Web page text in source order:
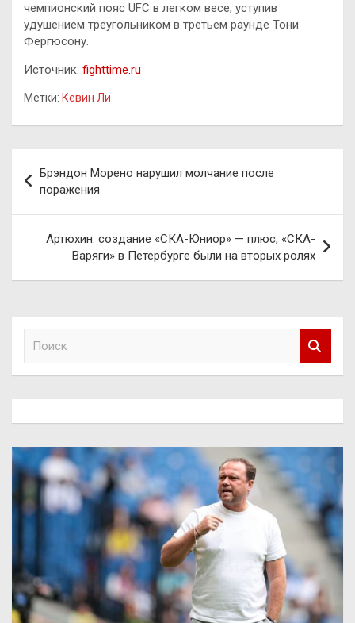
чемпионский пояс UFC в легком весе, уступив
удушением треугольником в третьем раунде Тони
Фергюсону.
Источник: fighttime.ru
Метки: Кевин Ли
по
записям
Брэндон Морено нарушил молчание после
поражения
Артюхин: создание «СКА-Юниор» — плюс, «СКА-
Варяги» в Петербурге были на вторых ролях